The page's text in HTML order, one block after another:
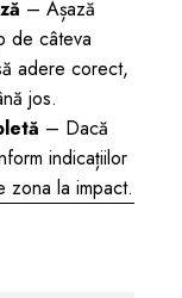
– Așază
de câteva
adere corect,
jos.
– Dacă
indicațiilor
zona la impact.